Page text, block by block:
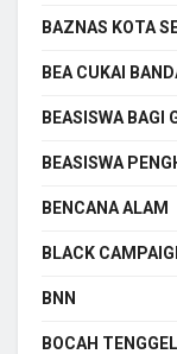
BAZNAS KOTA
BEA CUKAI
BEASISWA BAGI
BEASISWA
BENCANA ALAM
BLACK
BNN
BOCAH